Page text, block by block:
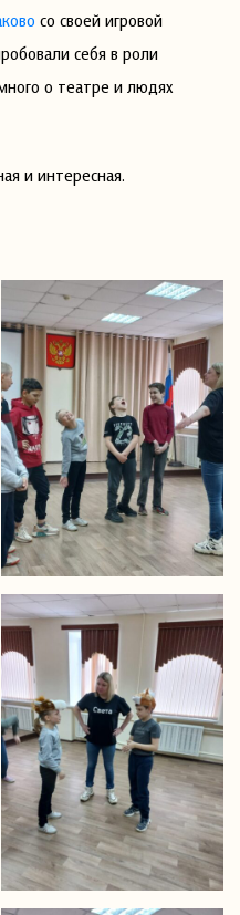
со своей игровой
себя в роли
о театре и людях
и интересная.